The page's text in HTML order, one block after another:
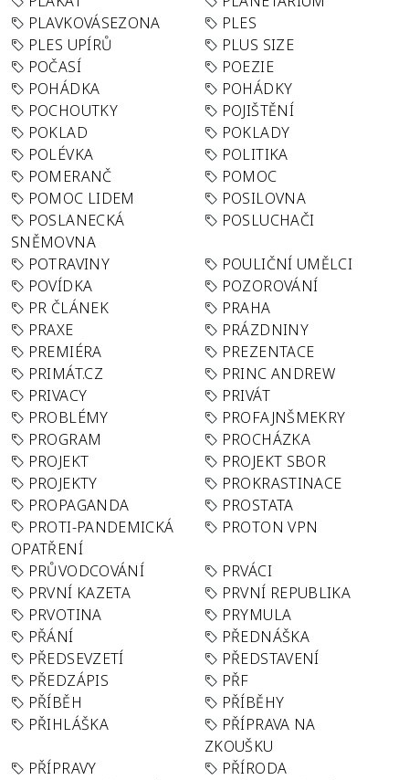
PLAVKOVÁSEZONA
PLES
PLES UPÍRŮ
PLUS SIZE
POČASÍ
POEZIE
POHÁDKA
POHÁDKY
POCHOUTKY
POJIŠTĚNÍ
POKLAD
POKLADY
POLÉVKA
POLITIKA
POMERANČ
POMOC
POMOC LIDEM
POSILOVNA
POSLANECKÁ
SNĚMOVNA
POSLUCHAČI
POTRAVINY
POULIČNÍ UMĚLCI
POVÍDKA
POZOROVÁNÍ
PR ČLÁNEK
PRAHA
PRAXE
PRÁZDNINY
PREMIÉRA
PREZENTACE
PRIMÁT.CZ
PRINC ANDREW
PRIVACY
PRIVÁT
PROBLÉMY
PROFAJNŠMEKRY
PROGRAM
PROCHÁZKA
PROJEKT
PROJEKT SBOR
PROJEKTY
PROKRASTINACE
PROPAGANDA
PROSTATA
PROTI-PANDEMICKÁ
OPATŘENÍ
PROTON VPN
PRŮVODCOVÁNÍ
PRVÁCI
PRVNÍ KAZETA
PRVNÍ REPUBLIKA
PRVOTINA
PRYMULA
PŘÁNÍ
PŘEDNÁŠKA
PŘEDSEVZETÍ
PŘEDSTAVENÍ
PŘEDZÁPIS
PŘF
PŘÍBĚH
PŘÍBĚHY
PŘIHLÁŠKA
PŘÍPRAVA NA
ZKOUŠKU
PŘÍPRAVY
PŘÍRODA